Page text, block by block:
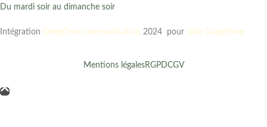
Du mardi soir au dimanche soir
Intégration DeepDive Communication 2024 pour Julie Graphisme
Mentions légalesRGPDCGV